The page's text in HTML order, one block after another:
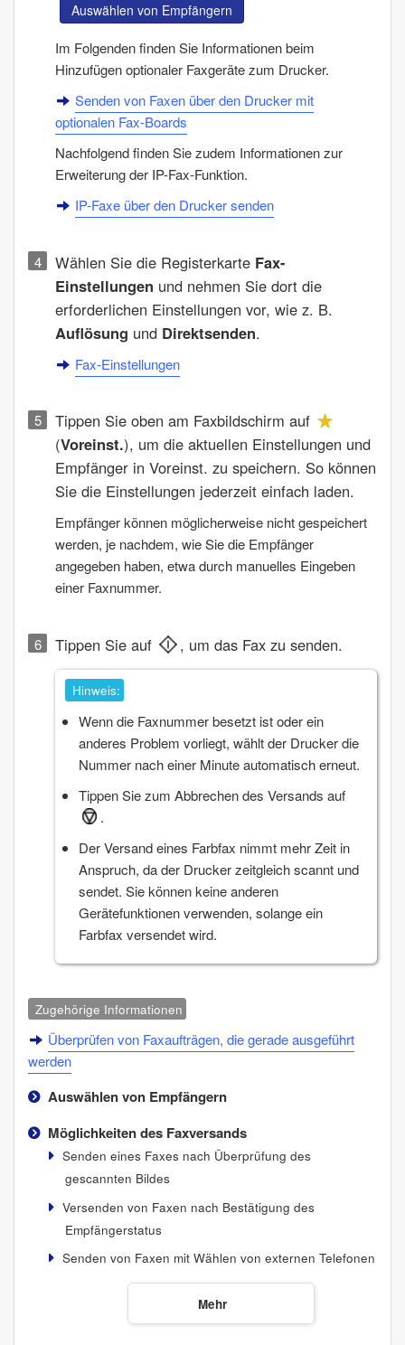
Auswählen von Empfängern
Im Folgenden finden Sie Informationen beim
Hinzufügen optionaler Faxgeräte zum Drucker.
Senden von Faxen über den Drucker mit
optionalen Fax-Boards
Nachfolgend finden Sie zudem Informationen zur
Erweiterung der IP-Fax-Funktion.
IP-Faxe über den Drucker senden
Wählen Sie die Registerkarte Fax-
Einstellungen und nehmen Sie dort die
erforderlichen Einstellungen vor, wie z. B.
Auflösung und Direktsenden.
Fax-Einstellungen
Tippen Sie oben am Faxbildschirm auf
(Voreinst.), um die aktuellen Einstellungen und
Empfänger in Voreinst. zu speichern. So können
Sie die Einstellungen jederzeit einfach laden.
Empfänger können möglicherweise nicht gespeichert
werden, je nachdem, wie Sie die Empfänger
angegeben haben, etwa durch manuelles Eingeben
einer Faxnummer.
Tippen Sie auf , um das Fax zu senden.
Hinweis:
Wenn die Faxnummer besetzt ist oder ein
anderes Problem vorliegt, wählt der Drucker die
Nummer nach einer Minute automatisch erneut.
Tippen Sie zum Abbrechen des Versands auf
.
Der Versand eines Farbfax nimmt mehr Zeit in
Anspruch, da der Drucker zeitgleich scannt und
sendet. Sie können keine anderen
Gerätefunktionen verwenden, solange ein
Farbfax versendet wird.
Zugehörige Informationen
Überprüfen von Faxaufträgen, die gerade ausgeführt
werden
Auswählen von Empfängern
Möglichkeiten des Faxversands
Senden eines Faxes nach Überprüfung des
gescannten Bildes
Versenden von Faxen nach Bestätigung des
Empfängerstatus
Senden von Faxen mit Wählen von externen Telefonen
Mehr